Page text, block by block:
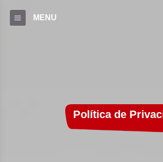
MENU
Política de